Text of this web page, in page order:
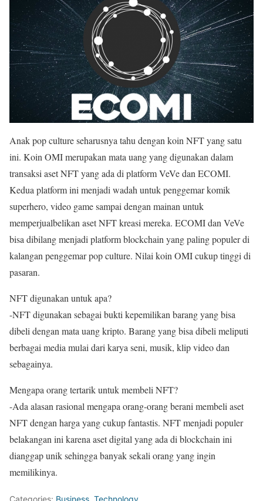
Anak pop culture seharusnya tahu dengan koin NFT yang satu
ini. Koin OMI merupakan mata uang yang digunakan dalam
transaksi aset NFT yang ada di platform VeVe dan ECOMI.
Kedua platform ini menjadi wadah untuk penggemar komik
superhero, video game sampai dengan mainan untuk
memperjualbelikan aset NFT kreasi mereka. ECOMI dan VeVe
bisa dibilang menjadi platform blockchain yang paling populer di
kalangan penggemar pop culture. Nilai koin OMI cukup tinggi di
pasaran.
NFT digunakan untuk apa?
-NFT digunakan sebagai bukti kepemilikan barang yang bisa
dibeli dengan mata uang kripto. Barang yang bisa dibeli meliputi
berbagai media mulai dari karya seni, musik, klip video dan
sebagainya.
Mengapa orang tertarik untuk membeli NFT?
-Ada alasan rasional mengapa orang-orang berani membeli aset
NFT dengan harga yang cukup fantastis. NFT menjadi populer
belakangan ini karena aset digital yang ada di blockchain ini
dianggap unik sehingga banyak sekali orang yang ingin
memilikinya.
Categories: Business Technology